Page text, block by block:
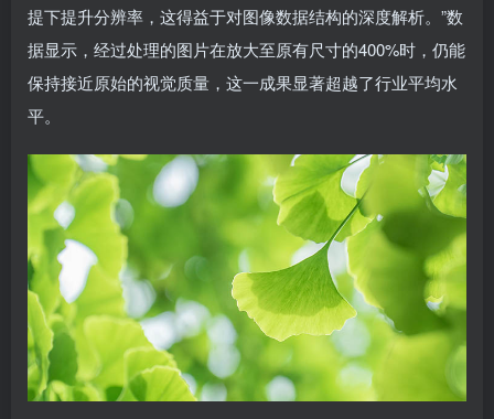
提下提升分辨率，这得益于对图像数据结构的深度解析。”数
据显示，经过处理的图片在放大至原有尺寸的400%时，仍能
保持接近原始的视觉质量，这一成果显著超越了行业平均水
平。